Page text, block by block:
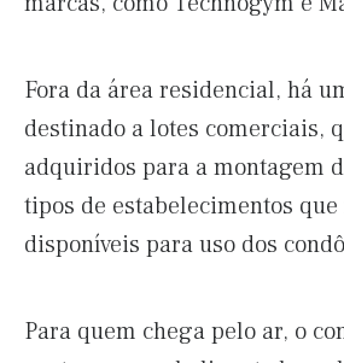
Fora da área residencial, há
destinado a lotes comerciais,
adquiridos para a montagem
tipos de estabelecimentos
disponíveis para uso dos
Para quem chega pelo ar, o